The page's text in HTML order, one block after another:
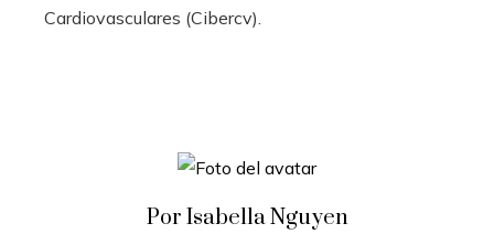
Cardiovasculares (Cibercv).
Por Isabella Nguyen